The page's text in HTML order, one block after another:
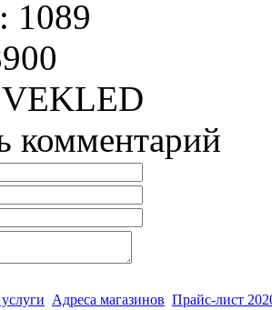
: 1089
комментарий
Адреса магазинов Прайс-лист